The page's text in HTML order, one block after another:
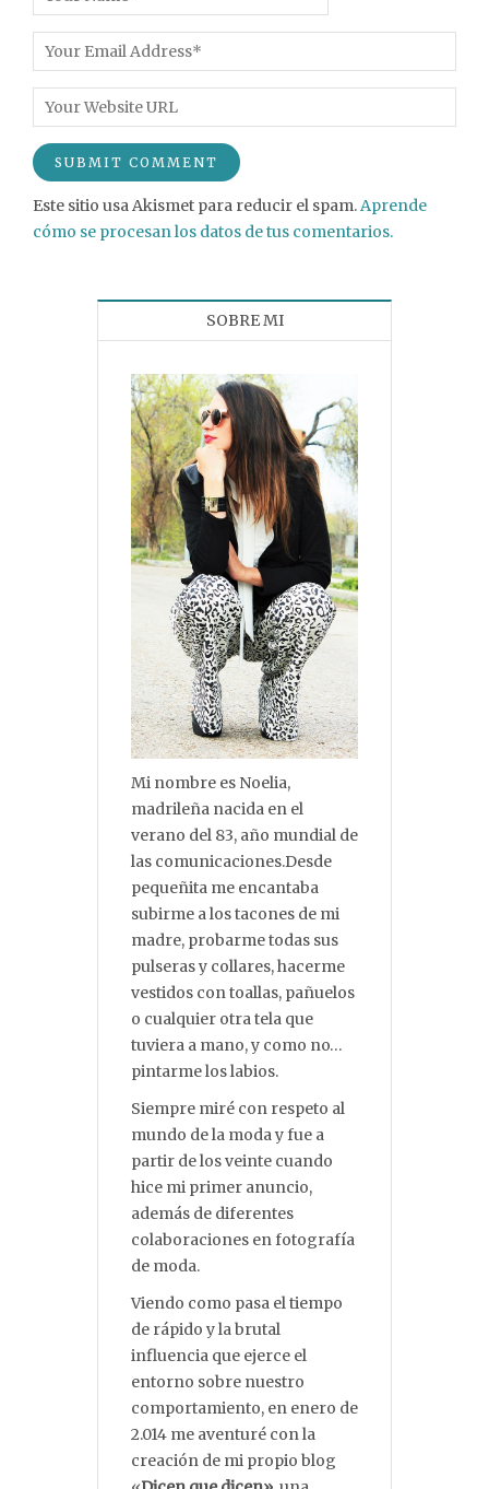
Este sitio usa Akismet para reducir el spam.Aprende
cómo se procesan los datos de tus comentarios.
SOBRE MI
Mi nombre es Noelia,
madrileña nacida en el
verano del 83, año mundial de
las comunicaciones.Desde
pequeñita me encantaba
subirme a los tacones de mi
madre, probarme todas sus
pulseras y collares, hacerme
vestidos con toallas, pañuelos
o cualquier otra tela que
tuviera a mano, y como no…
pintarme los labios.
Siempre miré con respeto al
mundo de la moda y fue a
partir de los veinte cuando
hice mi primer anuncio,
además de diferentes
colaboraciones en fotografía
de moda.
Viendo como pasa el tiempo
de rápido y la brutal
influencia que ejerce el
entorno sobre nuestro
comportamiento, en enero de
2.014 me aventuré con la
creación de mi propio blog